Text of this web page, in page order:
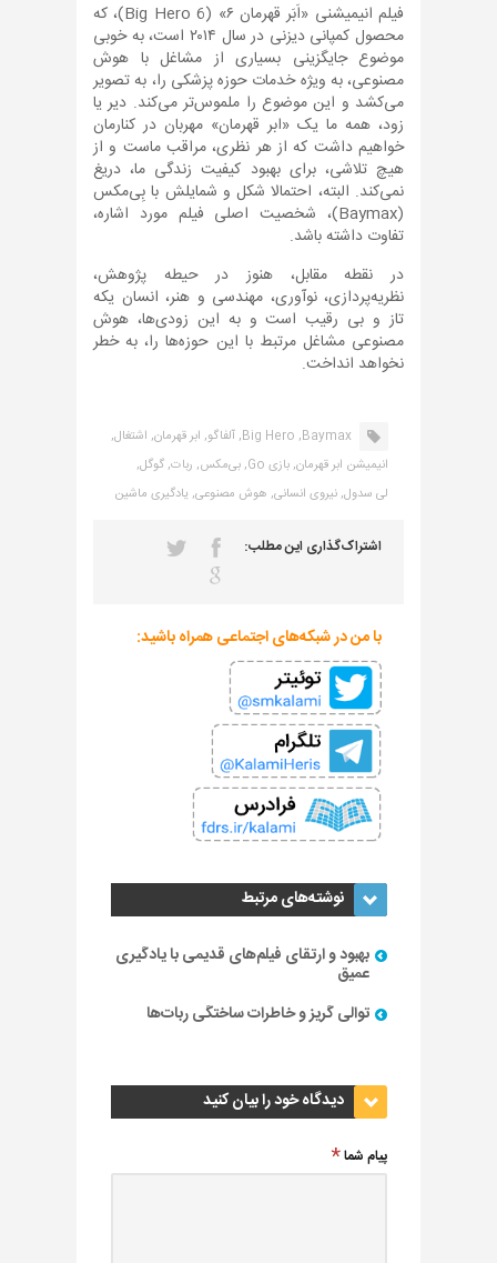
فیلم انیمیشنی «اَبَر قهرمان ۶» (Big Hero 6)، که
محصول کمپانی دیزنی در سال ۲۰۱۴ است، به خوبی
موضوع جایگزینی بسیاری از مشاغل با هوش
مصنوعی، به ویژه خدمات حوزه پزشکی را، به تصویر
می‌کشد و این موضوع را ملموس‌تر می‌کند. دیر یا
زود، همه ما یک «ابر قهرمان» مهربان در کنارمان
خواهیم داشت که از هر نظری، مراقب ماست و از
هیچ تلاشی، برای بهبود کیفیت زندگی ما، دریغ
نمی‌کند. البته، احتمالا شکل و شمایلش با بِی‌مکس
(Baymax)، شخصیت اصلی فیلم مورد اشاره،
تفاوت داشته باشد.
در نقطه مقابل، هنوز در حیطه پژوهش،
نظریه‌پردازی، نوآوری، مهندسی و هنر، انسان یکه
تاز و بی رقیب است و به این زودی‌ها، هوش
مصنوعی مشاغل مرتبط با این حوزه‌ها را، به خطر
نخواهد انداخت.
Baymax,
Big Hero, آلفاگو, ابر قهرمان, اشتغال,
انیمیشن ابر قهرمان,بازی Go, بی‌مکس, ربات,گوگل,
لی سدول,نیروی انسانی, هوش مصنوعی, یادگیری ماشین
اشتراک‌گذاری این مطلب:
با من در شبکه‌های اجتماعی همراه باشید:
نوشته‌های مرتبط
بهبود و ارتقای فیلم‌های قدیمی با یادگیری
عمیق
توالی گریز و خاطرات ساختگی ربات‌ها
دیدگاه خود را بیان کنید
پیام شما